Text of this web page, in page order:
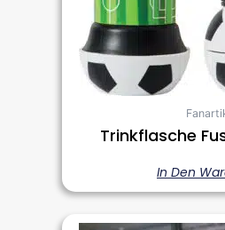
Trinkflasche
In Den